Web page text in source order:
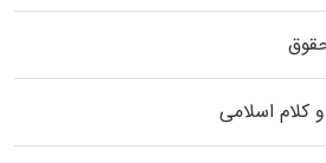
کلام اسلامی